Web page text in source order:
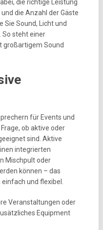
die richtige Leistung
die Anzahl der Gäste
Sie Sound, Licht und
So steht einer
großartigem Sound
für Events und
ob aktive oder
sind. Aktive
integrierten
Mischpult oder
können – das
und flexibel.
Veranstaltungen oder
Equipment